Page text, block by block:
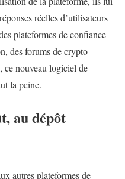
réelles d’utilisateurs
plateformes de confiance
des forums de crypto-
ce nouveau logiciel de
la peine.
au dépôt
autres plateformes de